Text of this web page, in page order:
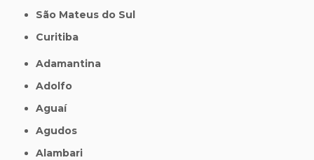
São Mateus do Sul
Curitiba
Adamantina
Adolfo
Aguaí
Agudos
Alambari